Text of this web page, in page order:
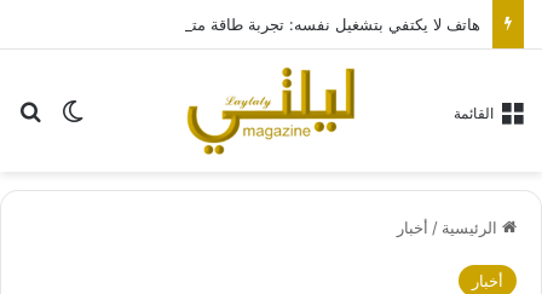
الوضع القائمة
الرئيسية / أخبار
أخبار